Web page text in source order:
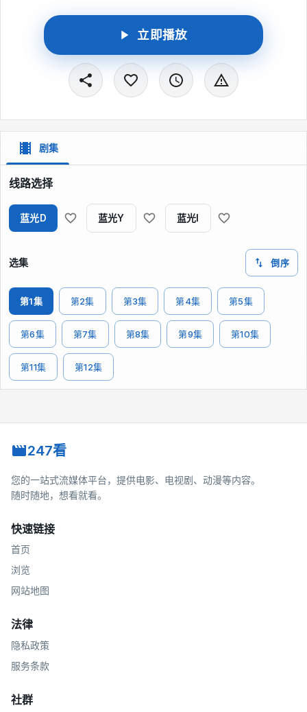
立即播放
剧集
线路选择
蓝光D 蓝光Y 蓝光I
选集 倒序
第1集 第2集 第3集 第4集 第5集
第6集 第7集 第8集 第9集 第10集
第11集 第12集
247看
您的一站式流媒体平台，提供电影、电视剧、动漫等内容。
随时随地，想看就看。
快速链接
首页
浏览
网站地图
法律
隐私政策
服务条款
社群